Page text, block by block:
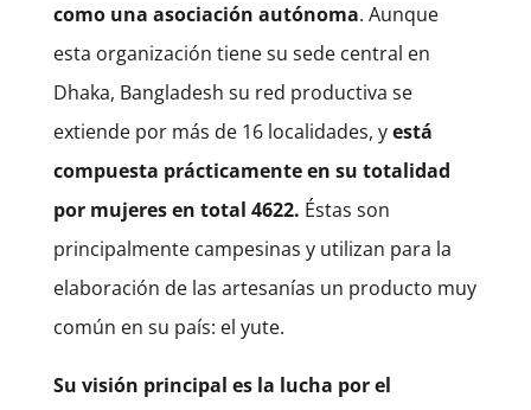
como una asociación autónoma. Aunque
esta organización tiene su sede central en
Dhaka, Bangladesh su red productiva se
extiende por más de 16 localidades, yestá
compuesta prácticamente en su totalidad
por mujeres en total 4622. Éstas son
principalmente campesinas y utilizan para la
elaboración de las artesanías un producto muy
común en su país: el yute.
Su visión principal es la lucha por el